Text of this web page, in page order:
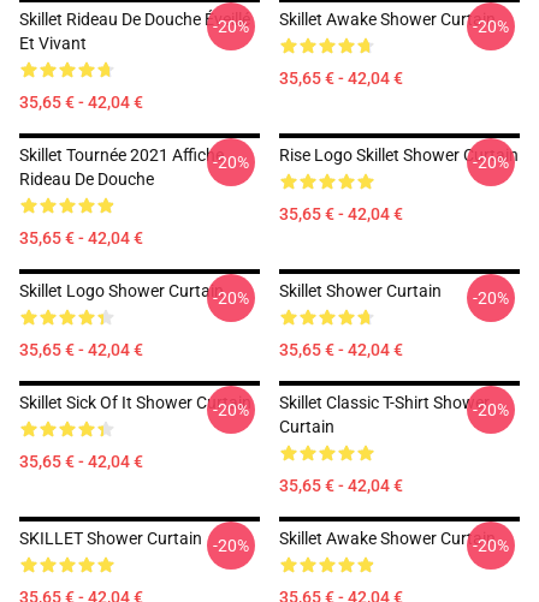
Skillet Rideau De Douche Éveillé
Et Vivant
35,65 € - 42,04 €
-20% Skillet Awake Shower Curtain
35,65 € - 42,04 €
-20%
Skillet Tournée 2021 Affiche
Rideau De Douche
35,65 € - 42,04 €
-20% Rise Logo Skillet Shower Curtain
35,65 € - 42,04 €
-20%
Skillet Logo Shower Curtain
35,65 € - 42,04 €
-20% Skillet Shower Curtain
35,65 € - 42,04 €
-20%
Skillet Sick Of It Shower Curtain
35,65 € - 42,04 €
-20%
Skillet Classic T-Shirt Shower
Curtain
35,65 € - 42,04 €
-20%
SKILLET Shower Curtain
35,65 € - 42,04 €
-20% Skillet Awake Shower Curtain
35,65 € - 42,04 €
-20%